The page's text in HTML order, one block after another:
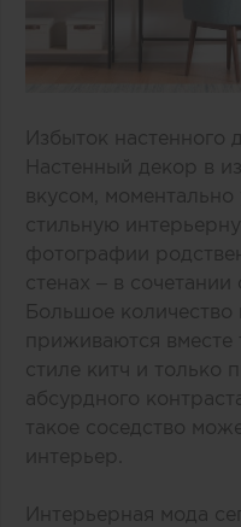
Избыток настенного
Настенный декор в
вкусом,
стильную
фотографии
стенах – в
Большое количество
приживаются вместе
стиле китч и только
абсурдного
такое соседство
интерьер.
Интерьерная мода